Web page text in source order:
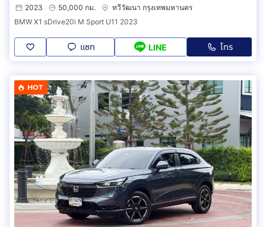
2023
50,000 กม.
ทวีวัฒนา กรุงเทพมหานคร
BMW X1 sDrive20i M Sport U11 2023
แชท LINE โทร
HOT